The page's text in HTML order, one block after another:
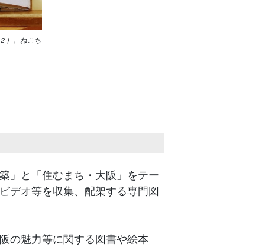
）。ねこち
」と「住むまち・大阪」をテー
デオ等を収集、配架する専門図
の魅力等に関する図書や絵本